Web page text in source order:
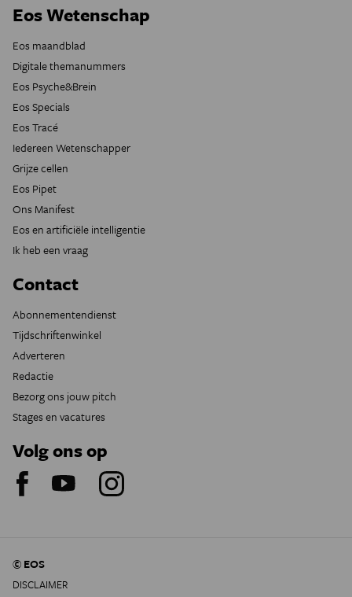
Eos Wetenschap
Eos maandblad
Digitale themanummers
Eos Psyche&Brein
Eos Specials
Eos Tracé
Iedereen Wetenschapper
Grijze cellen
Eos Pipet
Ons Manifest
Eos en artificiële intelligentie
Ik heb een vraag
Contact
Abonnementendienst
Tijdschriftenwinkel
Adverteren
Redactie
Bezorg ons jouw pitch
Stages en vacatures
Volg ons op
© EOS
DISCLAIMER